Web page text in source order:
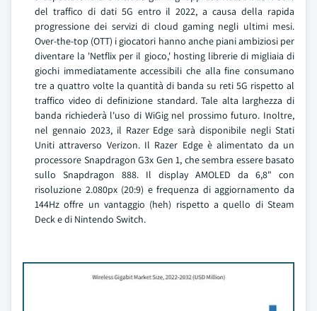
del traffico di dati 5G entro il 2022, a causa della rapida
progressione dei servizi di cloud gaming negli ultimi mesi.
Over-the-top (OTT) i giocatori hanno anche piani ambiziosi per
diventare la 'Netflix per il gioco,' hosting librerie di migliaia di
giochi immediatamente accessibili che alla fine consumano
tre a quattro volte la quantità di banda su reti 5G rispetto al
traffico video di definizione standard. Tale alta larghezza di
banda richiederà l'uso di WiGig nel prossimo futuro. Inoltre,
nel gennaio 2023, il Razer Edge sarà disponibile negli Stati
Uniti attraverso Verizon. Il Razer Edge è alimentato da un
processore Snapdragon G3x Gen 1, che sembra essere basato
sullo Snapdragon 888. Il display AMOLED da 6,8" con
risoluzione 2.080px (20:9) e frequenza di aggiornamento da
144Hz offre un vantaggio (heh) rispetto a quello di Steam
Deck e di Nintendo Switch.